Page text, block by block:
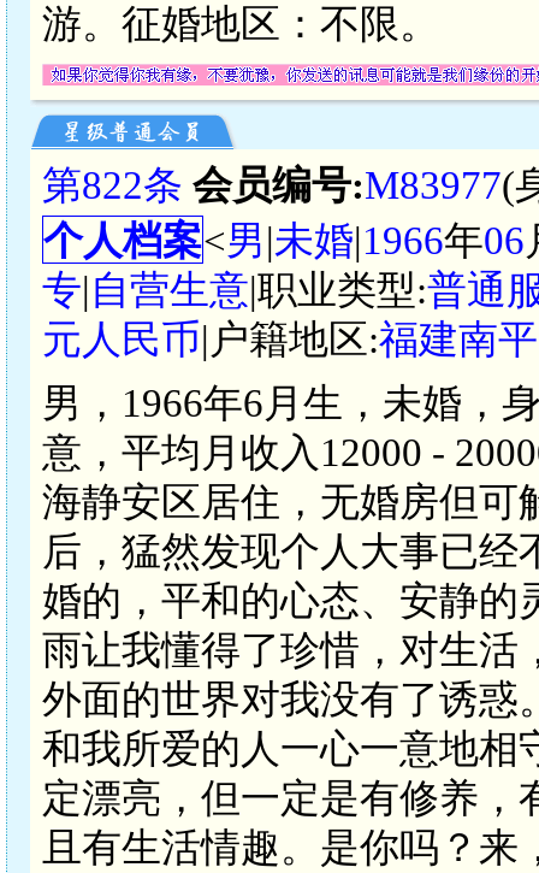
游。征婚地区：不限。
第822条 会员编号:M83977(
个人档案<男|未婚|1966年06
专|自营生意|职业类型:普通
元人民币|户籍地区:福建南平
男，1966年6月生，未婚，
意，平均月收入12000 -
海静安区居住，无婚房但可
后，猛然发现个人大事已
婚的，平和的心态、安静的
雨让我懂得了珍惜，对生活
外面的世界对我没有了诱惑
和我所爱的人一心一意地相
定漂亮，但一定是有修养
且有生活情趣。是你吗？